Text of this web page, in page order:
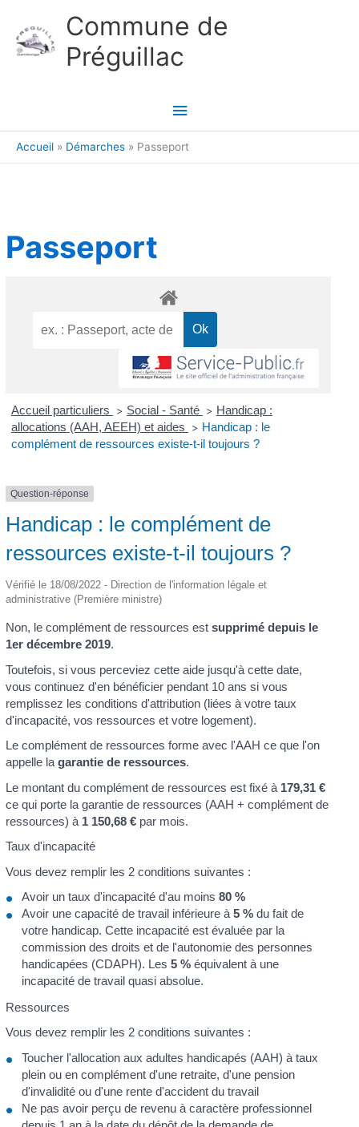
Commune de
Préguillac
Menu
principal
Accueil Démarches Passeport
Passeport
Accueil particuliers > Social - Santé > Handicap :
allocations (AAH, AEEH) et aides
> Handicap : le
complément de ressources existe-t-il toujours ?
Question-réponse
Handicap : le complément de
ressources existe-t-il toujours ?
Vérifié le 18/08/2022 - Direction de l'information légale et
administrative (Première ministre)
Non, le complément de ressources estsupprimé depuis le
1er décembre 2019.
Toutefois, si vous perceviez cette aide jusqu'à cette date,
vous continuez d'en bénéficier pendant 10 ans si vous
remplissez les conditions d'attribution (liées à votre taux
d'incapacité, vos ressources et votre logement).
Le complément de ressources forme avec l'AAH ce que l'on
appelle lagarantie de ressources.
Le montant du complément de ressources est fixé à 179,31 €
ce qui porte la garantie de ressources (AAH + complément de
ressources) à 1 150,68 € par mois.
Taux d'incapacité
Vous devez remplir les 2 conditions suivantes :
Avoir un taux d'incapacité d'au moins80 %
Avoir une capacité de travail inférieure à5 % du fait de
votre handicap. Cette incapacité est évaluée par la
commission des droits et de l'autonomie des personnes
handicapées (CDAPH). Les5 % équivalent à une
incapacité de travail quasi absolue.
Ressources
Vous devez remplir les 2 conditions suivantes :
Toucher l'allocation aux adultes handicapés (AAH) à taux
plein ou en complément d'une retraite, d'une pension
d'invalidité ou d'une rente d'accident du travail
Ne pas avoir perçu de revenu à caractère professionnel